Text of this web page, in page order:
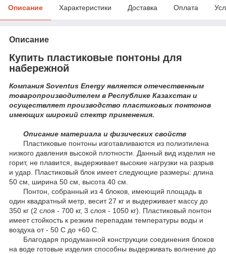
Описание Характеристики Доставка Оплата
Описание
Купить пластиковые понтоны для
набережной
Компания Soventus Energy является отечественным
товаропроизводителем в Республике Казахстан и
осуществляет производство пластиковых понтонов
имеющих широкий спектр применения.
Описание материала и физических свойств
Пластиковые понтоны изготавливаются из полиэтилена
низкого давления высокой плотности. Данный вид изделия не
горит, не плавится, выдерживает высокие нагрузки на разрыв
и удар. Пластиковый блок имеет следующие размеры: длина
50 см, ширина 50 см, высота 40 см.
Понтон, собранный из 4 блоков, имеющий площадь в
один квадратный метр, весит 27 кг и выдерживает массу до
350 кг (2 слоя - 700 кг, 3 слоя - 1050 кг). Пластиковый понтон
имеет стойкость к резким перепадам температуры воды и
воздуха от - 50 С до +60 С.
Благодаря продуманной конструкции соединения блоков
на воде готовые изделия способны выдерживать волнение до